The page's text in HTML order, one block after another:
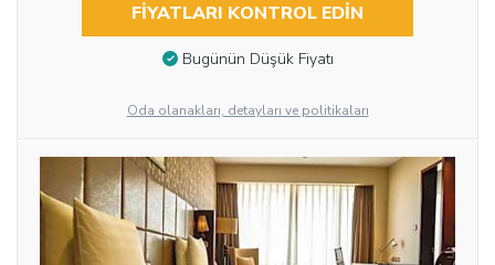
FIYATLARI KONTROL EDIN
Bugünün Düşük Fiyatı
Oda olanakları, detayları ve politikaları